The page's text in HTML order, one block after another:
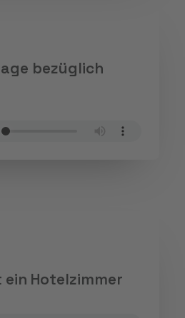
bezüglich
Hotelzimmer